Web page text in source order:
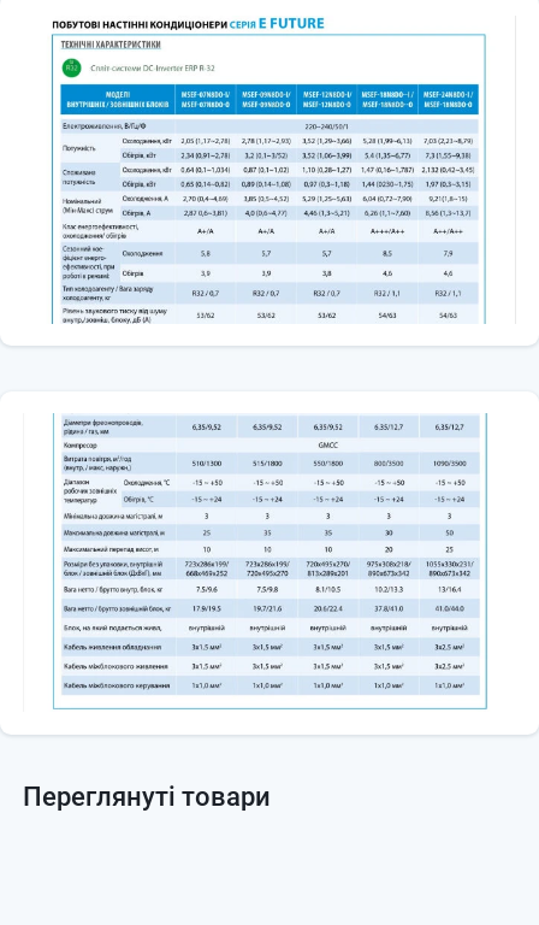
Збільшення терміну служби зовнішнього блоку
Стабільну роботу в запиленому або вологому середовищі
Система дренажу та легке очищення
Панель внутрішнього блоку легко знімається для регулярного
очищення, а система дренажу ефективно видаляє вологу та
запобігає утворенню грибків і плісняви. Функція Dry Mode осушує
повітря до комфортного рівня, підтримуючи свіжість у приміщенні.
Усі моделі працюють на озонобезпечному фреоні R32, що має
нижчий потенціал глобального потепління та забезпечує
екологічно чисту роботу.
Prime Guard – стабільна робота за будь-якої напруги
Компоненти компресора та вентиляторів адаптовані до
нестабільної напруги (80-264 В для молодших моделей і 120-264 В
для потужніших), що робить кондиціонери серії E FUTURE
ідеальними для українських електромереж.
Переваги покупки кондиціонера Midea E FUTURE MSEF на
Швидка доставка по Україні
Можливість оплати частинами
Midea E FUTURE MSEF — це кондиціонер нового покоління, який
поєднує високі технології, розумну енергозбережну роботу, тишу та
надійність. Вибирайте сучасний клімат-контроль разом із
climagroup.ua — і насолоджуйтеся комфортом цілий рік.
Переглянуті товари